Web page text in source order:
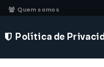
Quem somos
Política de